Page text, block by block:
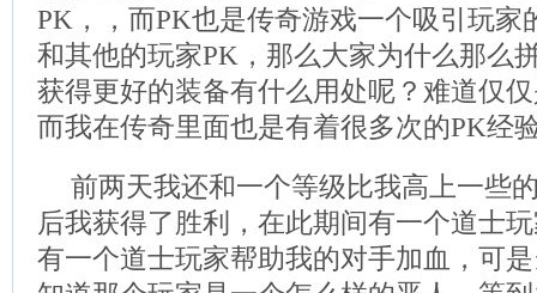
PK，，而PK也是传奇游戏一个吸引玩家
和其他的玩家PK，那么大家为什么那么
获得更好的装备有什么用处呢？难道仅
而我在传奇里面也是有着很多次的PK经
前两天我还和一个等级比我高上一些
后我获得了胜利，在此期间有一个道士
有一个道士玩家帮助我的对手加血，可